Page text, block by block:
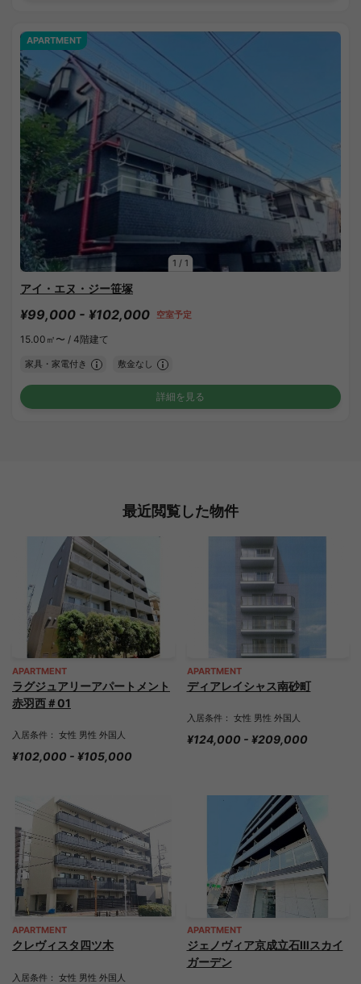
1 / 1
APARTMENT
アイ・エヌ・ジー笹塚
¥99,000 - ¥102,000 空室予定
15.00㎡〜 / 4階建て
家具・家電付き 敷金なし
詳細を見る
最近閲覧した物件
APARTMENT
ラグジュアリーアパートメント
赤羽西＃01
入居条件： 女性 男性 外国人
¥102,000 - ¥105,000
APARTMENT
ディアレイシャス南砂町
入居条件： 女性 男性 外国人
¥124,000 - ¥209,000
APARTMENT
クレヴィスタ四ツ木
入居条件： 女性 男性 外国人
APARTMENT
ジェノヴィア京成立石Ⅲスカイ
ガーデン